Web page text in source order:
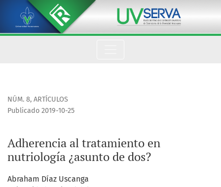
Adherencia al tratamiento en nutriología ¿asunto de dos?
NÚM. 8, ARTÍCULOS
Adherencia al tratamiento en
nutriología ¿asunto de dos?
Publicado 2019-10-25
Abraham Díaz Uscanga